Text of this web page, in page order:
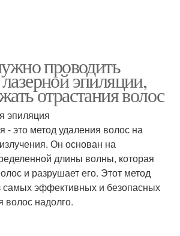
проводить
эпиляции,
отрастания волос
эпиляция
- это метод удаления волос на
Он основан на
длины волны, которая
и разрушает его. Этот метод
самых эффективных и безопасных
волос надолго.